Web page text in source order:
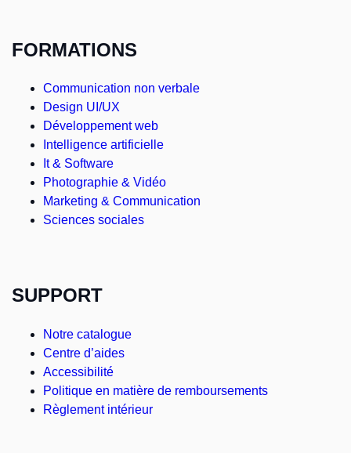
FORMATIONS
Communication non verbale
Design UI/UX
Développement web
Intelligence artificielle
It & Software
Photographie & Vidéo
Marketing & Communication
Sciences sociales
SUPPORT
Notre catalogue
Centre d’aides
Accessibilité
Politique en matière de remboursements
Règlement intérieur